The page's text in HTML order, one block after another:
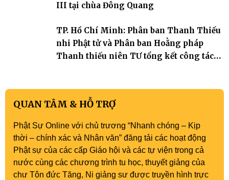
III tại chùa Đông Quang
TP. Hồ Chí Minh: Phân ban Thanh Thiếu
nhi Phật tử và Phân ban Hoằng pháp
Thanh thiếu niên TƯ tổng kết công tác
QUAN TÂM & HỖ TRỢ
Phật Sự Online với chủ trương “Nhanh chóng – Kịp
thời – chính xác và Nhân văn” đăng tải các hoạt động
Phật sự của các cấp Giáo hội và các tự viện trong cả
nước cùng các chương trình tu học, thuyết giảng của
chư Tôn đức Tăng, Ni giảng sư được truyền hình trực